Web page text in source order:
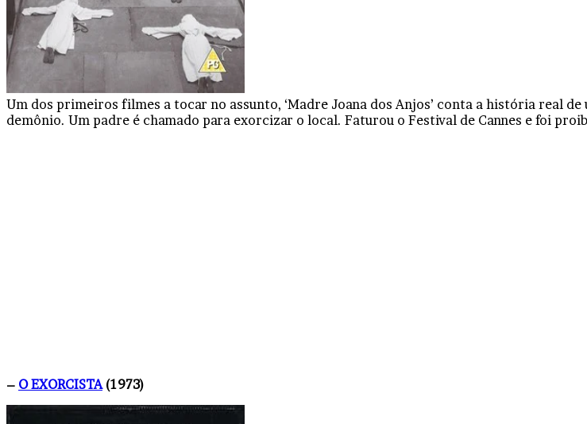
Um dos primeiros filmes a tocar no assunto, ‘Madre Joana dos Anjos’ conta a história real
demônio. Um padre é chamado para exorcizar o local. Faturou o Festival de Cannes e foi
– O EXORCISTA(1973)